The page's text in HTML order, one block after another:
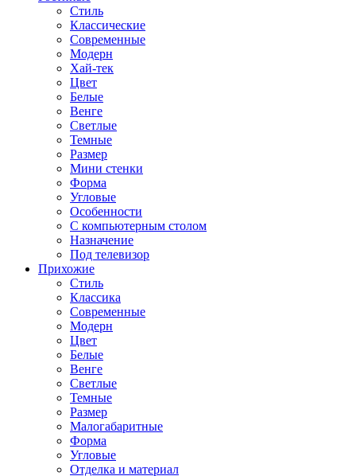
Стиль
Классические
Современные
Модерн
Хай-тек
Цвет
Белые
Венге
Светлые
Темные
Размер
Мини стенки
Форма
Угловые
Особенности
С компьютерным столом
Назначение
Под телевизор
Прихожие
Стиль
Классика
Современные
Модерн
Цвет
Белые
Венге
Светлые
Темные
Размер
Малогабаритные
Форма
Угловые
Отделка и материал